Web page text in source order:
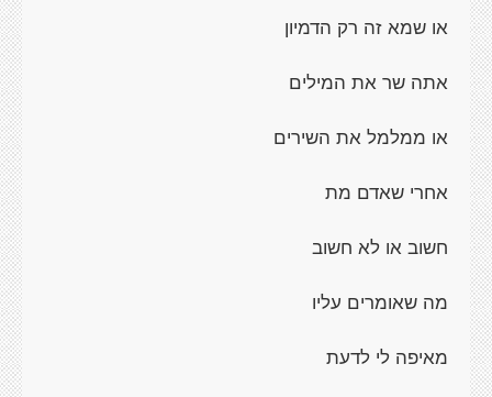
או שמא זה רק הדמיון
אתה שר את המילים
או ממלמל את השירים
אחרי שאדם מת
חשוב או לא חשוב
מה שאומרים עליו
מאיפה לי לדעת